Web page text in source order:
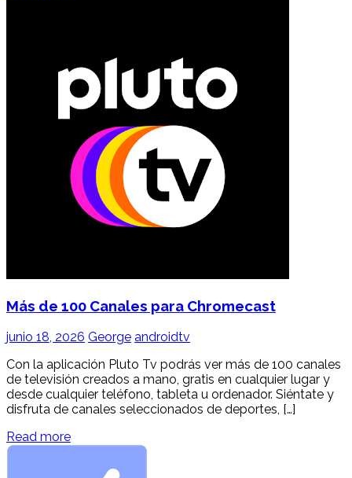
Más de 100 Canales para Chromecast
junio 18, 2026 George androidtv
Con la aplicación Pluto Tv podrás ver más de 100 canales
de televisión creados a mano, gratis en cualquier lugar y
desde cualquier teléfono, tableta u ordenador. Siéntate y
disfruta de canales seleccionados de deportes, […]
Read more